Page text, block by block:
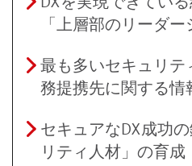
「上層部のリーダ
最も多いセキュリテ
務提携先に関する情
セキュアなDX成功
リティ人材」の育成